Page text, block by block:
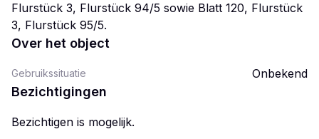
Flurstück 3, Flurstück 94/5 sowie Blatt 120, Flurstück
3, Flurstück 95/5.
Over het object
Gebruikssituatie Onbekend
Bezichtigingen
Bezichtigen is mogelijk.